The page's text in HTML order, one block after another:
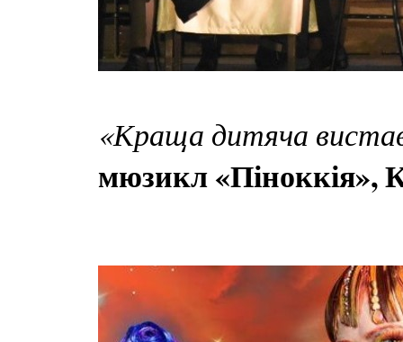
«Краща дитяча
мюзикл «Піноккія»,